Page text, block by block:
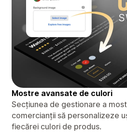
Mostre avansate de culori
Secțiunea de gestionare a
comercianții să personalizeze
fiecărei culori de produs.